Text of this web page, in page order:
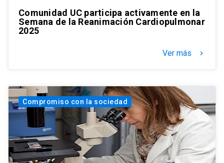
Comunidad UC participa activamente en la
Semana de la Reanimación Cardiopulmonar
2025
Ver más keyboard_arrow_right
Compromiso con la sociedad